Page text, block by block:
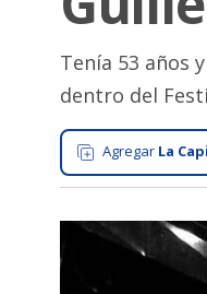
Zona
Cultura
Tecnología
Gastronomía
Salud
Interés
Tenía 53 años
dentro del
Agregar La